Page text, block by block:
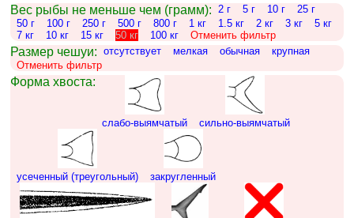
Вес рыбы не меньше чем (грамм): 2 г 5 г 10 г
25 г
50 г
100 г 250 г 500 г 800 г 1 кг 1.5 кг 2 кг 3 кг
5 кг
7 кг
10 кг 15 кг 50 кг 100 кг Отменить фильтр
Размер чешуи: отсутствует мелкая обычная
крупная
Отменить фильтр
Форма хвоста:
слабо-выямчатый сильно-выямчатый
усеченный (треугольный) закругленный